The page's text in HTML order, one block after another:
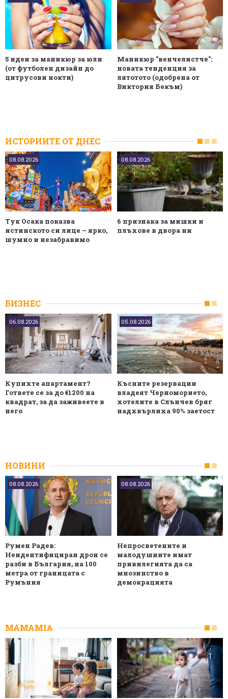
5 идеи за маникюр за юли
(от футболен дизайн до
цитрусови нокти)
Маникюр "венчелистче":
новата тенденция за
лятотото (одобрена от
Виктория Бекъм)
ИСТОРИИТЕ ОТ ДНЕС
08.08.2026
Тук Осака показва
истинското си лице – ярко,
шумно и незабравимо
08.08.2026
6 признака за мишки и
плъхове в двора ни
БИЗНЕС
06.08.2026
Купихте апартамент?
Гответе се за до €1200 на
квадрат, за да заживеете в
него
05.08.2026
Късните резервации
владеят Черноморието,
хотелите в Слънчев бряг
надхвърлиха 90% заетост
НОВИНИ
08.08.2026
Румен Радев:
Неидентифициран дрон се
разби в България, на 100
метра от границата с
Румъния
08.08.2026
Непросветените и
малодушните имат
привилегията да са
мнозинство в
демокрацията
MAMAMIA